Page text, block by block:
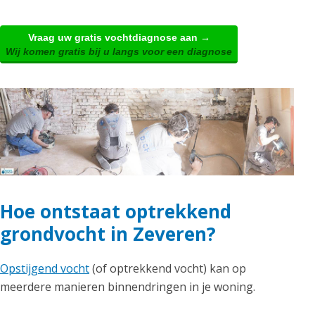
Vraag uw gratis vochtdiagnose aan →
Wij komen gratis bij u langs voor een diagnose
Hoe ontstaat optrekkend
grondvocht in Zeveren?
Opstijgend vocht(of optrekkend vocht) kan op
meerdere manieren binnendringen in je woning.